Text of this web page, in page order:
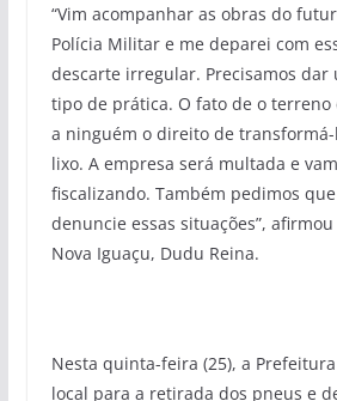
“Vim acompanhar as obras do
Polícia Militar e me deparei com
descarte irregular. Precisamos dar
tipo de prática. O fato de o terreno
a ninguém o direito de
lixo. A empresa será multada e
fiscalizando. Também pedimos
denuncie essas situações”,
Nova Iguaçu, Dudu Reina.
Nesta quinta-feira (25), a
local para a retirada dos pneus e